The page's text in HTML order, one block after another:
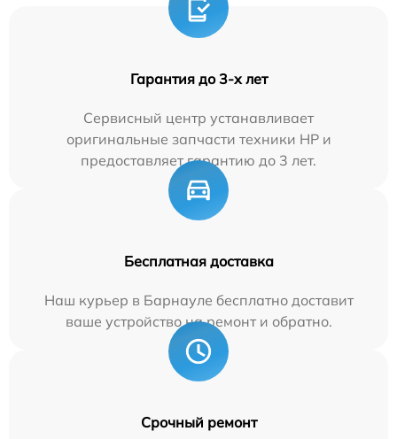
Гарантия до 3-х лет
Сервисный центр устанавливает
оригинальные запчасти техники HP и
предоставляет гарантию до 3 лет.
Бесплатная доставка
Наш курьер в Барнауле бесплатно доставит
ваше устройство на ремонт и обратно.
Срочный ремонт